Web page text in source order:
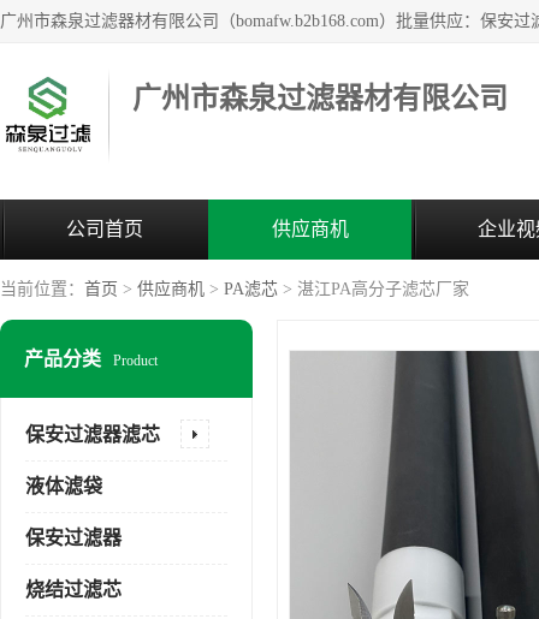
广州市森泉过滤器材有限公司
公司首页 供应商机 企业视
当前位置： 首页 > 供应商机 > PA滤芯 > 湛江PA高分子滤芯厂家
产品分类 Product
保安过滤器滤芯
液体滤袋
保安过滤器
烧结过滤芯